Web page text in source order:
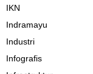
IKN
Indramayu
Industri
Infografis